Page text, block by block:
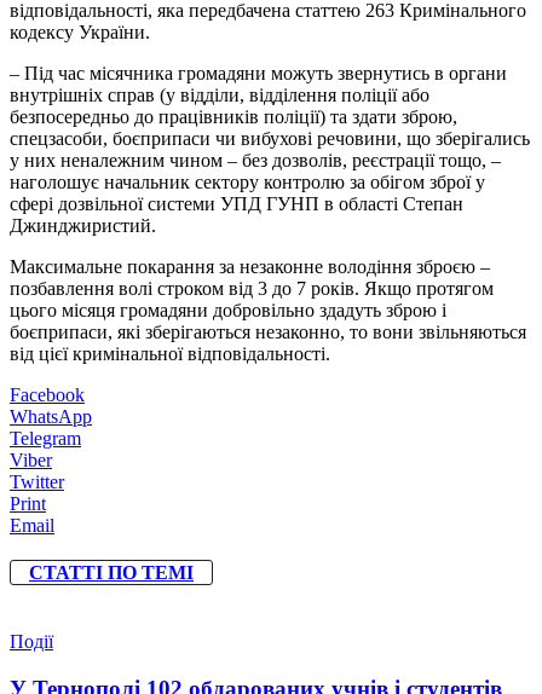
відповідальності, яка передбачена статтею 263 Кримінального
кодексу України.
– Під час місячника громадяни можуть звернутись в органи
внутрішніх справ (у відділи, відділення поліції або
безпосередньо до працівників поліції) та здати зброю,
спецзасоби, боєприпаси чи вибухові речовини, що зберігались
у них неналежним чином – без дозволів, реєстрації тощо, –
наголошує начальник сектору контролю за обігом зброї у
сфері дозвільної системи УПД ГУНП в області Степан
Джинджиристий.
Максимальне покарання за незаконне володіння зброєю –
позбавлення волі строком від 3 до 7 років. Якщо протягом
цього місяця громадяни добровільно здадуть зброю і
боєприпаси, які зберігаються незаконно, то вони звільняються
від цієї кримінальної відповідальності.
Facebook
WhatsApp
Telegram
Viber
Twitter
Print
Email
СТАТТІ ПО ТЕМІ
Події
У Тернополі 102 обдарованих учнів і студентів